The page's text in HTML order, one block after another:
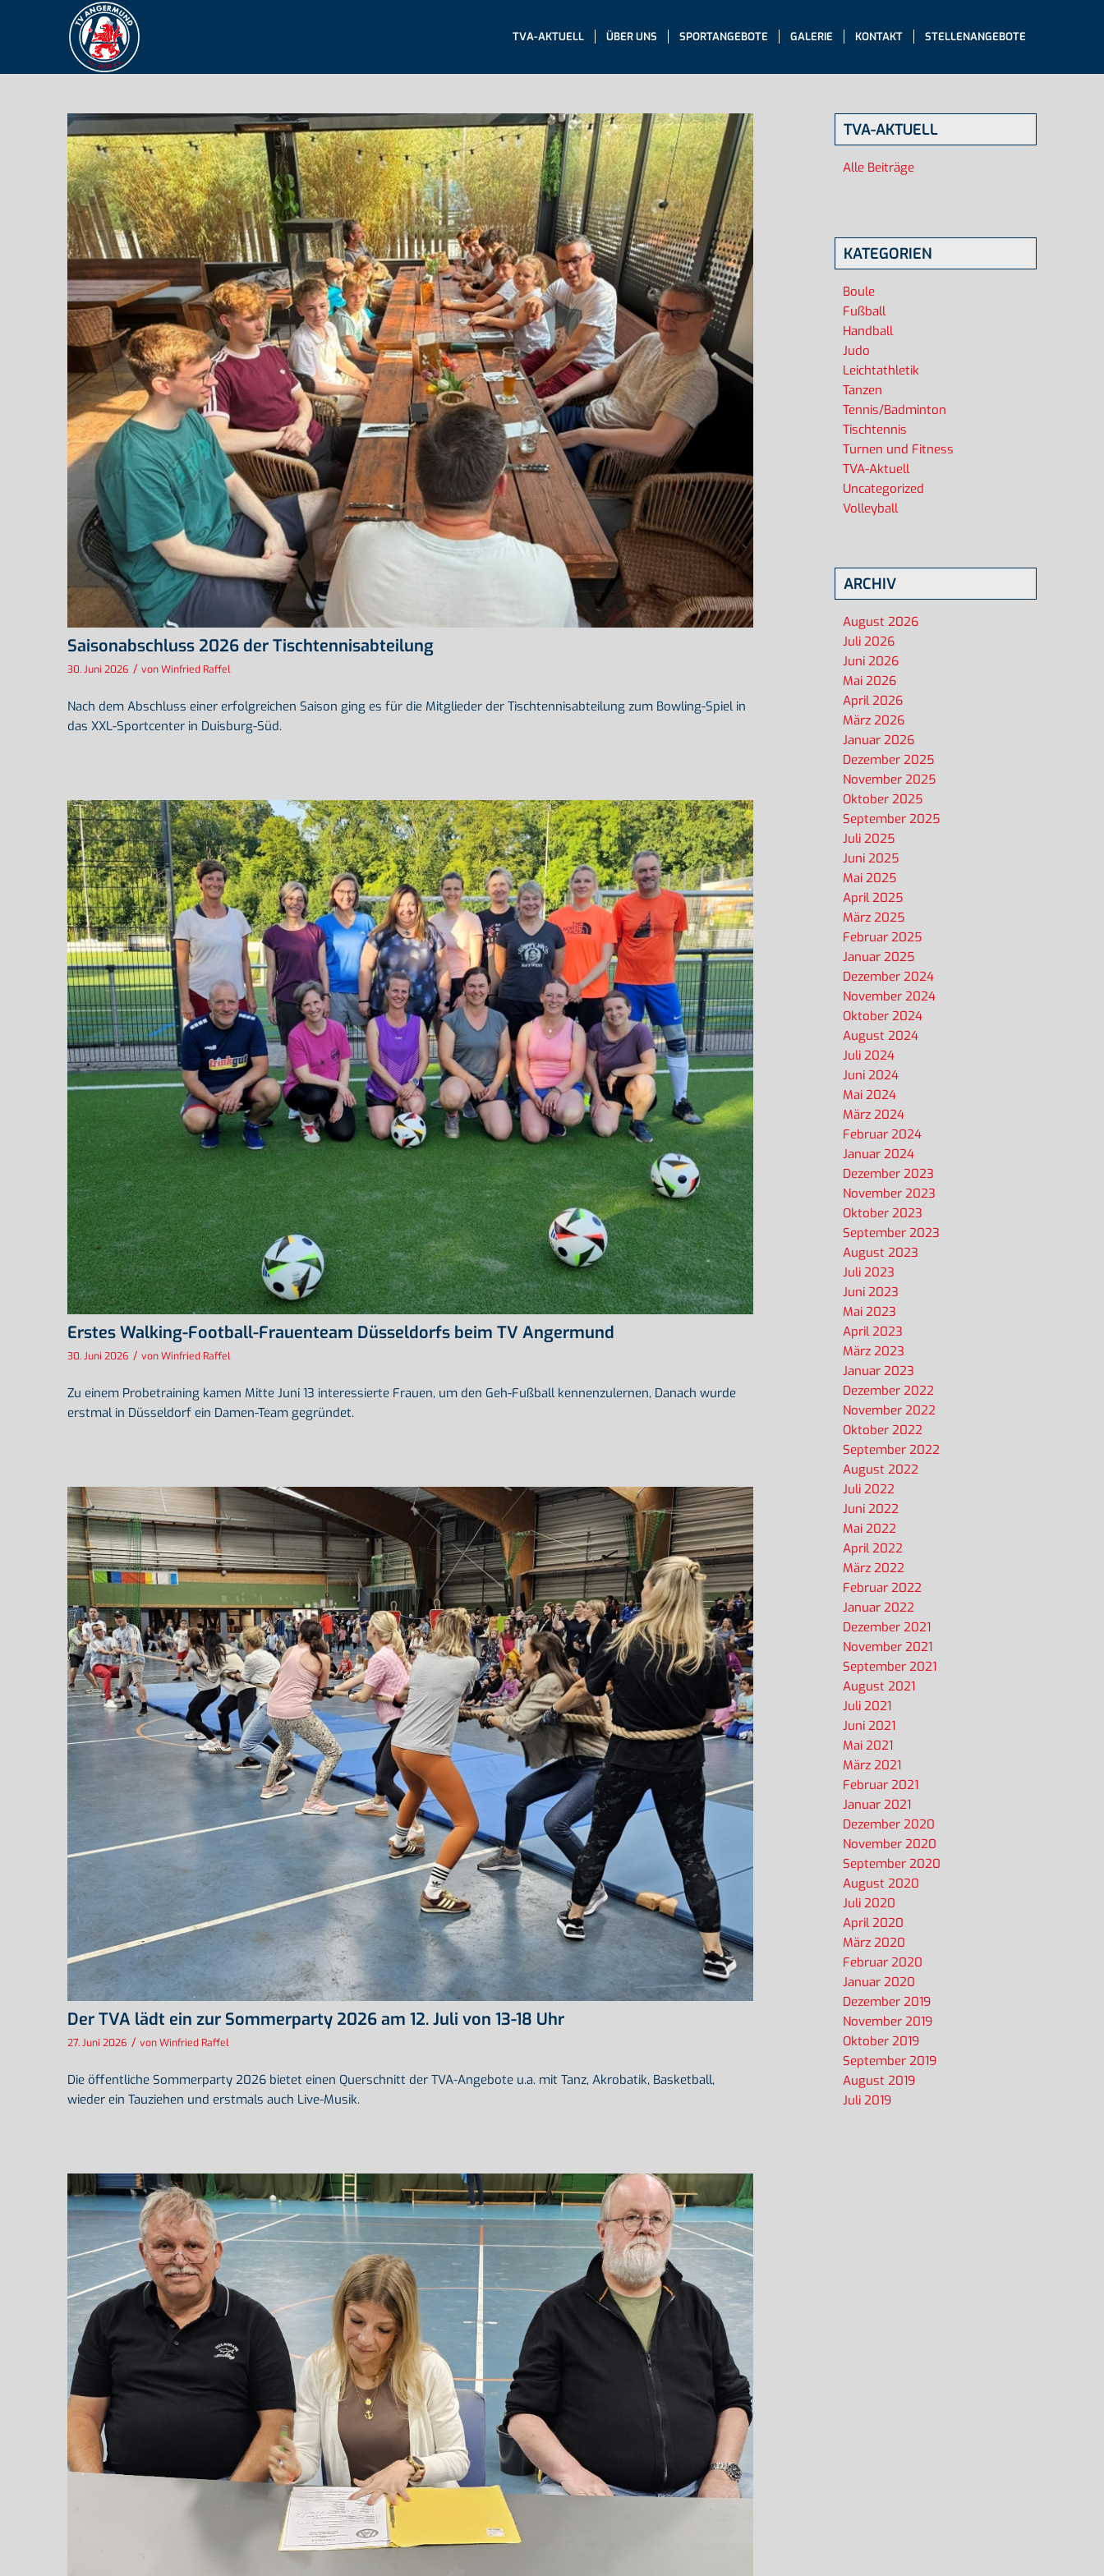
TVA-AKTUELL ÜBER UNS SPORTANGEBOTE GALERIE KONTAKT STELLENANGEBOTE
Saisonabschluss 2026 der Tischtennisabteilung
30. Juni 2026 / vonWinfried Raffel
Nach dem Abschluss einer erfolgreichen Saison ging es für die Mitglieder der Tischtennisabteilung zum Bowling-Spiel in
das XXL-Sportcenter in Duisburg-Süd.
Erstes Walking-Football-Frauenteam Düsseldorfs beim TV Angermund
30. Juni 2026 / vonWinfried Raffel
Zu einem Probetraining kamen Mitte Juni 13 interessierte Frauen, um den Geh-Fußball kennenzulernen, Danach wurde
erstmal in Düsseldorf ein Damen-Team gegründet.
Der TVA lädt ein zur Sommerparty 2026 am 12. Juli von 13-18 Uhr
27. Juni 2026 / vonWinfried Raffel
Die öffentliche Sommerparty 2026 bietet einen Querschnitt der TVA-Angebote u.a. mit Tanz, Akrobatik, Basketball,
wieder ein Tauziehen und erstmals auch Live-Musik.
TVA-AKTUELL
Alle Beiträge
KATEGORIEN
Boule
Fußball
Handball
Judo
Leichtathletik
Tanzen
Tennis/Badminton
Tischtennis
Turnen und Fitness
TVA-Aktuell
Uncategorized
Volleyball
ARCHIV
August 2026
Juli 2026
Juni 2026
Mai 2026
April 2026
März 2026
Januar 2026
Dezember 2025
November 2025
Oktober 2025
September 2025
Juli 2025
Juni 2025
Mai 2025
April 2025
März 2025
Februar 2025
Januar 2025
Dezember 2024
November 2024
Oktober 2024
August 2024
Juli 2024
Juni 2024
Mai 2024
März 2024
Februar 2024
Januar 2024
Dezember 2023
November 2023
Oktober 2023
September 2023
August 2023
Juli 2023
Juni 2023
Mai 2023
April 2023
März 2023
Januar 2023
Dezember 2022
November 2022
Oktober 2022
September 2022
August 2022
Juli 2022
Juni 2022
Mai 2022
April 2022
März 2022
Februar 2022
Januar 2022
Dezember 2021
November 2021
September 2021
August 2021
Juli 2021
Juni 2021
Mai 2021
März 2021
Februar 2021
Januar 2021
Dezember 2020
November 2020
September 2020
August 2020
Juli 2020
April 2020
März 2020
Februar 2020
Januar 2020
Dezember 2019
November 2019
Oktober 2019
September 2019
August 2019
Juli 2019